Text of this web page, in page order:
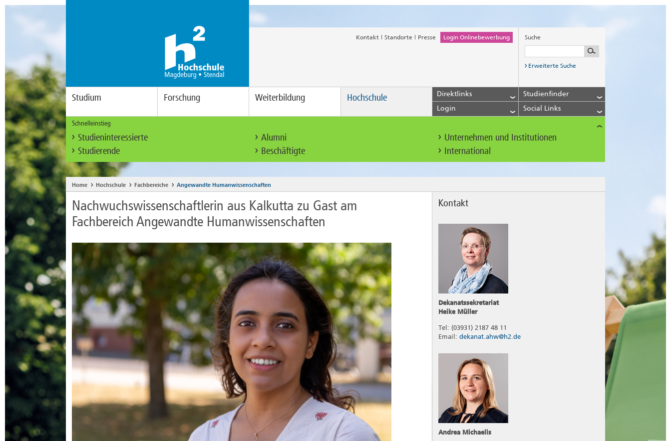
Kontakt Standorte Presse Login Onlinebewerbung Suche
Erweiterte Suche
Studium Forschung Weiterbildung Hochschule Direktlinks
Studienfinder
Login
Social Links
Schnelleinstieg
Studieninteressierte Alumni
Unternehmen und Institutionen
Studierende
Beschäftigte International
Home Hochschule Fachbereiche Angewandte Humanwissenschaften
Nachwuchswissenschaftlerin aus Kalkutta zu Gast am
Fachbereich Angewandte Humanwissenschaften
Kontakt
Dekanatssekretariat
Heike Müller
Tel: (03931) 2187 48 11
Email:dekanat.ahw@h2.de
Andrea Michaelis